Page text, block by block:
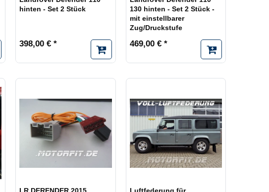
hinten - Set 2 Stück
398,00 € *
130 hinten - Set 2 Stück -
mit einstellbarer
Zug/Druckstufe
469,00 € *